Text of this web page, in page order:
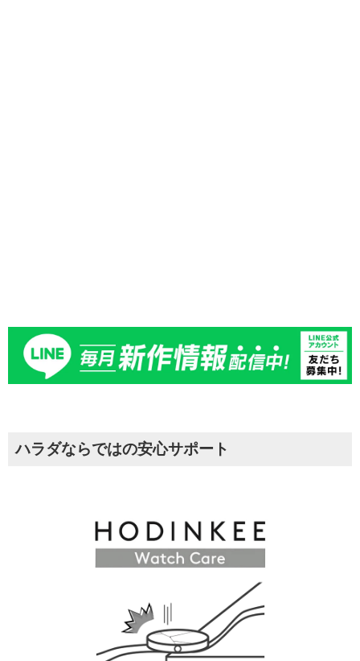
ハラダならではの安心サポート